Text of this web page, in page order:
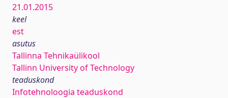
21.01.2015
keel
est
asutus
Tallinna Tehnikaülikool
Tallinn University of Technology
teaduskond
Infotehnoloogia teaduskond